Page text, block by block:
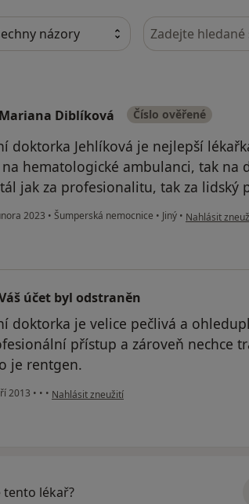
Hledejte v
Mariana Diblíková Číslo ověřené
doktorka Jehlíková je nejlepší
na hematologické ambulanci, tak na
jak za profesionalitu, tak za lidský
2023 • Šumperská nemocnice • Jiný • podle názoru
Nahlásit
účet byl odstraněn
doktorka je velice pečlivá a
přístup a zároveň nechce
je rentgen.
2013 • • • podle názoru uživatele Váš účet byl odstraněn
Nahlásit zneužití
tento lékař?